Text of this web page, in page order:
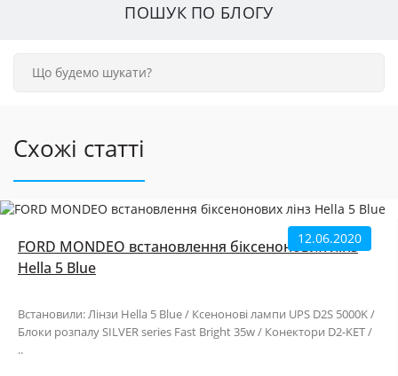
ПОШУК ПО БЛОГУ
Схожі статті
12.06.2020
FORD MONDEO встановлення біксенонових лінз
Hella 5 Blue
Встановили: Лінзи Hella 5 Blue / Ксенонові лампи UPS D2S 5000K /
Блоки розпалу SILVER series Fast Bright 35w / Конектори D2-KET /
..